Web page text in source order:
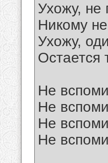
Ухожу, не
Никому
Ухожу,
Остается
Не
Не
Не
Не